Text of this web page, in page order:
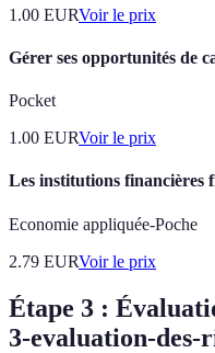
1.00 EURVoir le prix
Gérer ses opportunités de
Pocket
1.00 EURVoir le prix
Les institutions financières
Economie appliquée-Poche
2.79 EURVoir le prix
Étape 3 :
3-evaluation-des-